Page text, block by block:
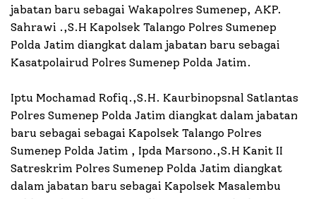
jabatan baru sebagai Wakapolres Sumenep, AKP.
Sahrawi .,S.H Kapolsek Talango Polres Sumenep
Polda Jatim diangkat dalam jabatan baru sebagai
Kasatpolairud Polres Sumenep Polda Jatim.
Iptu Mochamad Rofiq.,S.H. Kaurbinopsnal Satlantas
Polres Sumenep Polda Jatim diangkat dalam jabatan
baru sebagai sebagai Kapolsek Talango Polres
Sumenep Polda Jatim , Ipda Marsono.,S.H Kanit II
Satreskrim Polres Sumenep Polda Jatim diangkat
dalam jabatan baru sebagai Kapolsek Masalembu